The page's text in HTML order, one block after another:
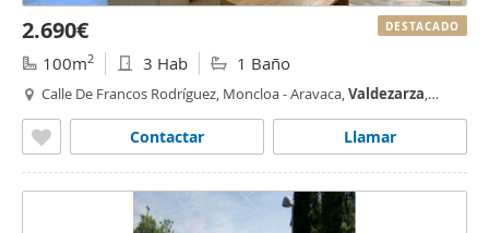
2.690€
100m2 3 Hab 1 Baño
Calle De Francos Rodríguez, Moncloa - Aravaca,Valdezarza,
Llamar
Contactar
DESTACADO